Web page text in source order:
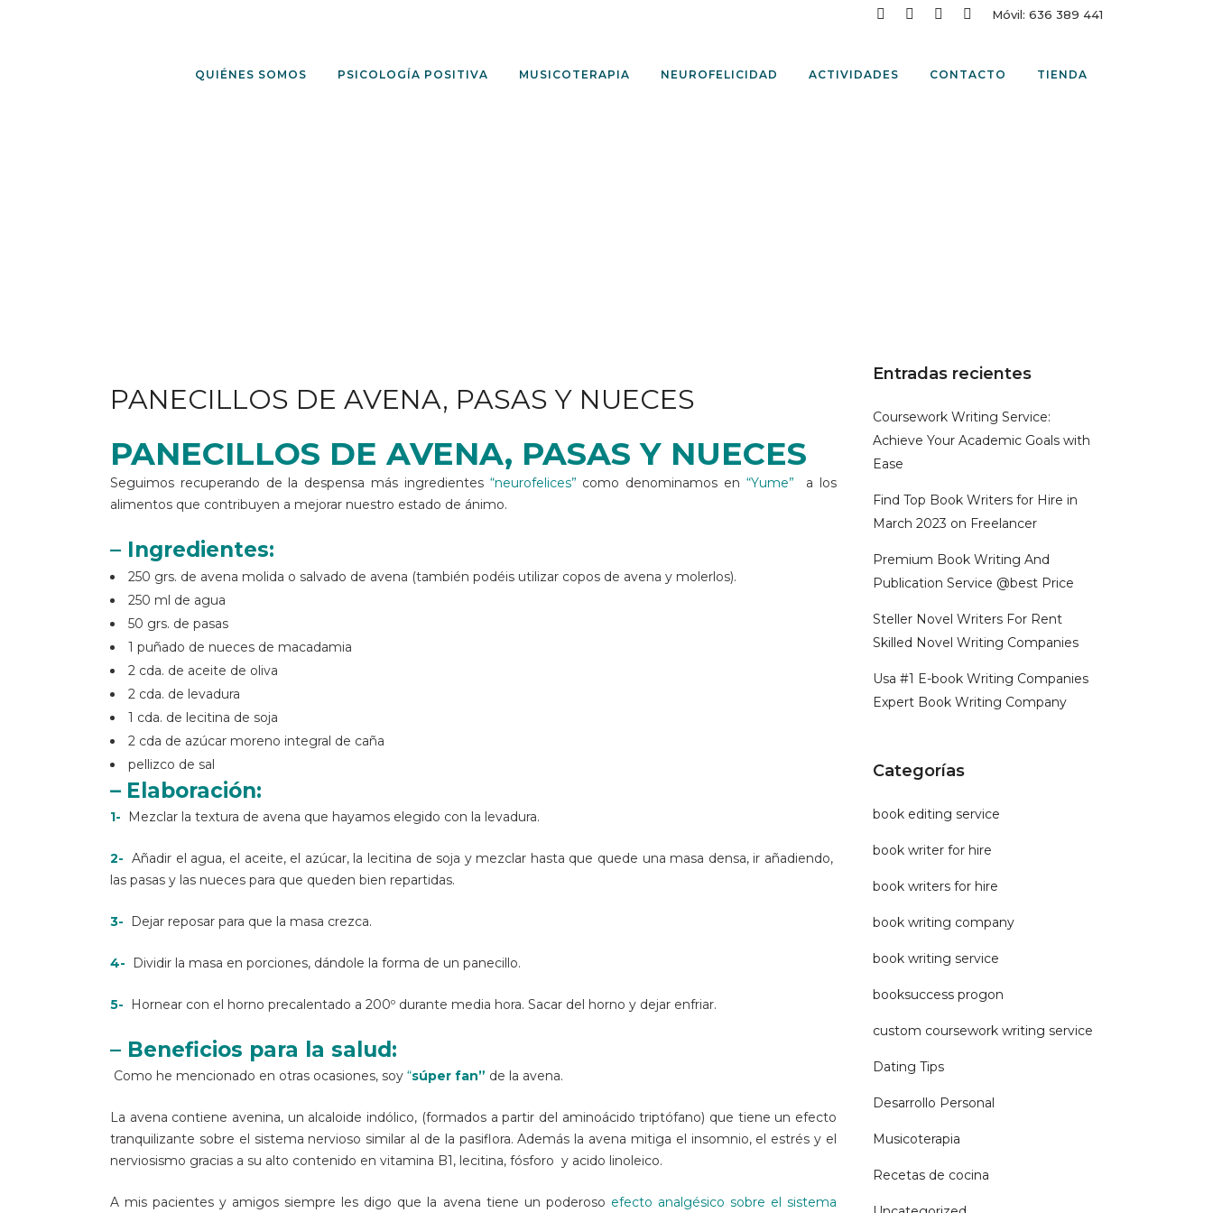
Móvil: 636 389 441
QUIÉNES SOMOS PSICOLOGÍA POSITIVA MUSICOTERAPIA NEUROFELICIDAD ACTIVIDADES CONTACTO TIENDA
PANECILLOS DE AVENA, PASAS Y NUECES
PANECILLOS DE AVENA, PASAS Y NUECES
Seguimos recuperando de la despensa más ingredientes “neurofelices” como denominamos en “Yume” a los
alimentos que contribuyen a mejorar nuestro estado de ánimo.
– Ingredientes:
250 grs. de avena molida o salvado de avena (también podéis utilizar copos de avena y molerlos).
250 ml de agua
50 grs. de pasas
1 puñado de nueces de macadamia
2 cda. de aceite de oliva
2 cda. de levadura
1 cda. de lecitina de soja
2 cda de azúcar moreno integral de caña
pellizco de sal
– Elaboración:
1- Mezclar la textura de avena que hayamos elegido con la levadura.
2- Añadir el agua, el aceite, el azúcar, la lecitina de soja y mezclar hasta que quede una masa densa, ir añadiendo,
las pasas y las nueces para que queden bien repartidas.
3- Dejar reposar para que la masa crezca.
4- Dividir la masa en porciones, dándole la forma de un panecillo.
5- Hornear con el horno precalentado a 200º durante media hora. Sacar del horno y dejar enfriar.
– Beneficios para la salud:
Como he mencionado en otras ocasiones, soy “súper fan” de la avena.
La avena contiene avenina, un alcaloide indólico, (formados a partir del aminoácido triptófano) que tiene un efecto
tranquilizante sobre el sistema nervioso similar al de la pasiflora. Además la avena mitiga el insomnio, el estrés y el
nerviosismo gracias a su alto contenido en vitamina B1, lecitina, fósforo y acido linoleico.
A mis pacientes y amigos siempre les digo que la avena tiene un poderoso efecto analgésico sobre el sistema
Entradas recientes
Coursework Writing Service:
Achieve Your Academic Goals with
Ease
Find Top Book Writers for Hire in
March 2023 on Freelancer
Premium Book Writing And
Publication Service @best Price
Steller Novel Writers For Rent
Skilled Novel Writing Companies
Usa #1 E-book Writing Companies
Expert Book Writing Company
Categorías
book editing service
book writer for hire
book writers for hire
book writing company
book writing service
booksuccess progon
custom coursework writing service
Dating Tips
Desarrollo Personal
Musicoterapia
Recetas de cocina